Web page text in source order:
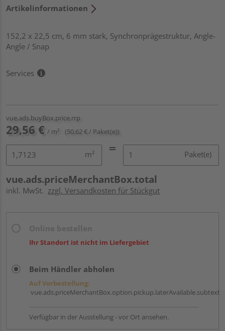
Artikelinformationen
152,2 x 22,5 cm, 6 mm stark, Synchronprägestruktur, Angle-
Angle / Snap
Services
vue.ads.buyBox.price.rrp
29,56 € / m² (50,62 € / Paket(e))
m² Paket(e)
vue.ads.priceMerchantBox.total
inkl. MwSt. zzgl. Versandkosten für Stückgut
Ihr Standort ist nicht im Liefergebiet
Beim Händler abholen
Auf Vorbestellung:
vue.ads.priceMerchantBox.option.pickup.laterAvailable.subtext
Verfügbar in der Ausstellung - vor Ort ansehen.